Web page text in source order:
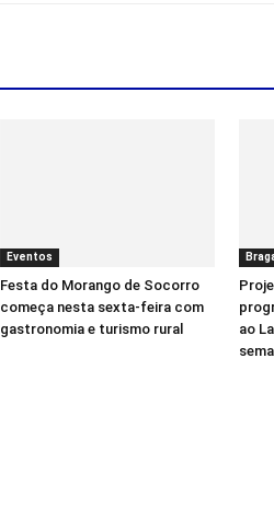
Eventos
Festa do Morango de Socorro
começa nesta sexta-feira com
gastronomia e turismo rural
ao